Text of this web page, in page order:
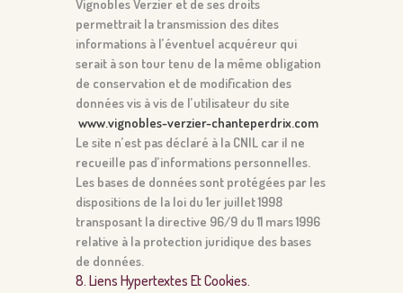
Vignobles Verzier et de ses droits
permettrait la transmission des dites
informations à l’éventuel acquéreur qui
serait à son tour tenu de la même obligation
de conservation et de modification des
données vis à vis de l’utilisateur du site
www.vignobles-verzier-chanteperdrix.com
Le site n’est pas déclaré à la CNIL car il ne
recueille pas d’informations personnelles.
Les bases de données sont protégées par les
dispositions de la loi du 1er juillet 1998
transposant la directive 96/9 du 11 mars 1996
relative à la protection juridique des bases
de données.
8. Liens Hypertextes Et Cookies.